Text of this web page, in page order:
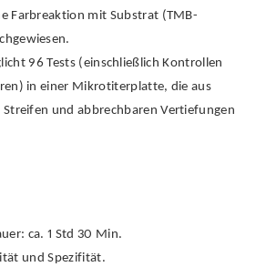
Farbreaktion mit Substrat (TMB-
96 Tests (einschließlich Kontrollen
in einer Mikrotiterplatte, die aus
und abbrechbaren Vertiefungen
ca. 1 Std 30 Min.
und Spezifität.